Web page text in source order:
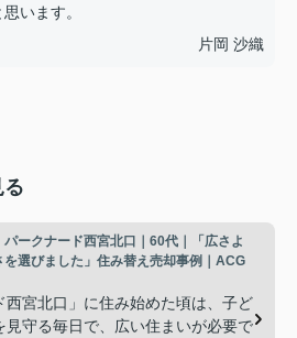
います。
片岡 沙織
パークナード西宮北口｜60代｜「広さよ
を選びました」住み替え売却事例｜ACG
西宮北口」に住み始めた頃は、子ど
見守る毎日で、広い住まいが必要で